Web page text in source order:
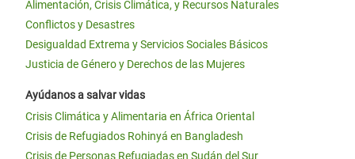
Alimentación, Crisis Climática, y Recursos Naturales
Conflictos y Desastres
Desigualdad Extrema y Servicios Sociales Básicos
Justicia de Género y Derechos de las Mujeres
Ayúdanos a salvar vidas
Crisis Climática y Alimentaria en África Oriental
Crisis de Refugiados Rohinyá en Bangladesh
Crisis de Personas Refugiadas en Sudán del Sur